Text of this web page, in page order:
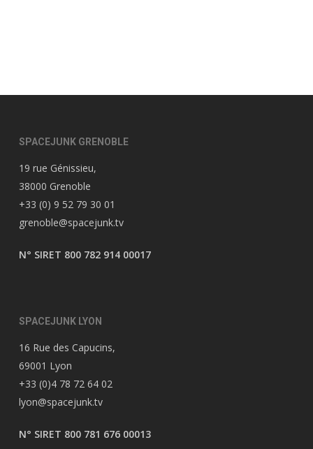
SPACEJUNK GRENOBLE
19 rue Génissieu,
38000 Grenoble
+33 (0) 9 52 79 30 01
grenoble@spacejunk.tv
N° SIRET 800 782 914 00017
SPACEJUNK LYON
16 Rue des Capucins,
69001 Lyon
+33 (0)4 78 72 64 02
lyon@spacejunk.tv
N° SIRET 800 781 676 00013